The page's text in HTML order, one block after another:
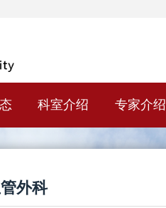
科室介绍 专家介绍
外科